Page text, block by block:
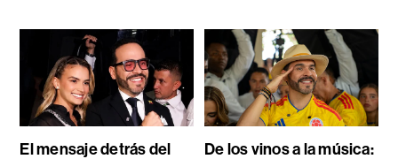
El mensaje detrás del
De los vinos a la música: